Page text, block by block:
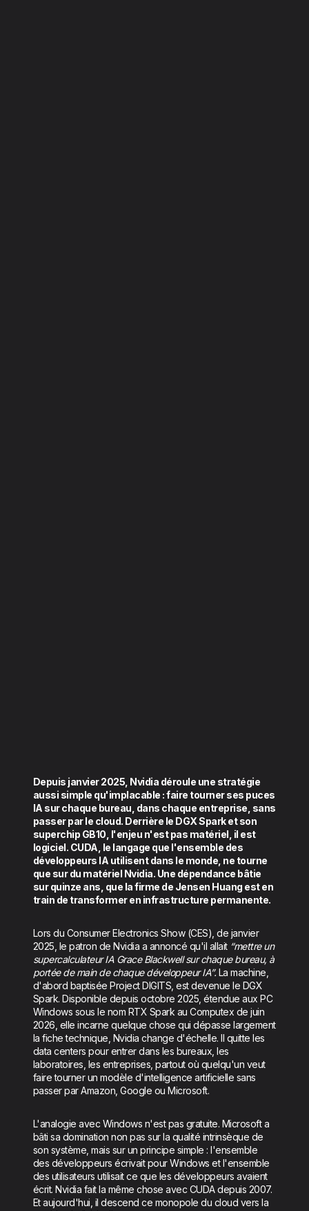
Depuis janvier 2025, Nvidia déroule une stratégie
aussi simple qu'implacable : faire tourner ses puces
IA sur chaque bureau, dans chaque entreprise, sans
passer par le cloud. Derrière le DGX Spark et son
superchip GB10, l'enjeu n'est pas matériel, il est
logiciel. CUDA, le langage que l'ensemble des
développeurs IA utilisent dans le monde, ne tourne
que sur du matériel Nvidia. Une dépendance bâtie
sur quinze ans, que la firme de Jensen Huang est en
train de transformer en infrastructure permanente.
Lors du Consumer Electronics Show (CES), de janvier
2025, le patron de Nvidia a annoncé qu'il allait “mettre un
supercalculateur IA Grace Blackwell sur chaque bureau, à
portée de main de chaque développeur IA”. La machine,
d'abord baptisée Project DIGITS, est devenue le DGX
Spark. Disponible depuis octobre 2025, étendue aux PC
Windows sous le nom RTX Spark au Computex de juin
2026, elle incarne quelque chose qui dépasse largement
la fiche technique, Nvidia change d'échelle. Il quitte les
data centers pour entrer dans les bureaux, les
laboratoires, les entreprises, partout où quelqu'un veut
faire tourner un modèle d'intelligence artificielle sans
passer par Amazon, Google ou Microsoft.
L'analogie avec Windows n'est pas gratuite. Microsoft a
bâti sa domination non pas sur la qualité intrinsèque de
son système, mais sur un principe simple : l'ensemble
des développeurs écrivait pour Windows et l'ensemble
des utilisateurs utilisait ce que les développeurs avaient
écrit. Nvidia fait la même chose avec CUDA depuis 2007.
Et aujourd'hui, il descend ce monopole du cloud vers la